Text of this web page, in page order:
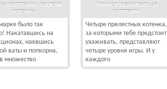
котятами: вылечи
котенка
было так
Накатавшись на
наевшись
ваты и попкорна,
множество
Учимся ухаживать за
котятами
Четыре прелестных котенка,
за которыми тебе предстоит
ухаживать, представляют
четыре уровня игры. И у
каждого